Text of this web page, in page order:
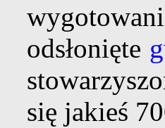
odsłonięte
się jakieś